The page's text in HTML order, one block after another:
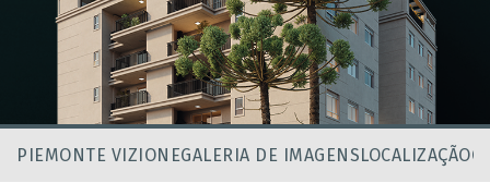
PIEMONTE VIZIONEGALERIA DE IMAGENSLOCALIZAÇÃO